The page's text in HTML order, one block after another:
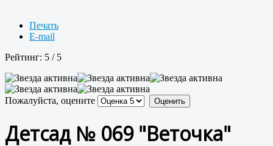
Печать
E-mail
Рейтинг: 5 / 5
Пожалуйста, оцените
Детсад № 069 "Веточка"